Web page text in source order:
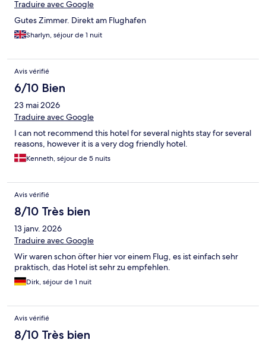
Traduire avec Google
Gutes Zimmer. Direkt am Flughafen
Sharlyn, séjour de 1 nuit
Avis vérifié
6/10 Bien
23 mai 2026
Traduire avec Google
I can not recommend this hotel for several nights stay for several
reasons, however it is a very dog friendly hotel.
Kenneth, séjour de 5 nuits
Avis vérifié
8/10 Très bien
13 janv. 2026
Traduire avec Google
Wir waren schon öfter hier vor einem Flug, es ist einfach sehr
praktisch, das Hotel ist sehr zu empfehlen.
Dirk, séjour de 1 nuit
Avis vérifié
8/10 Très bien